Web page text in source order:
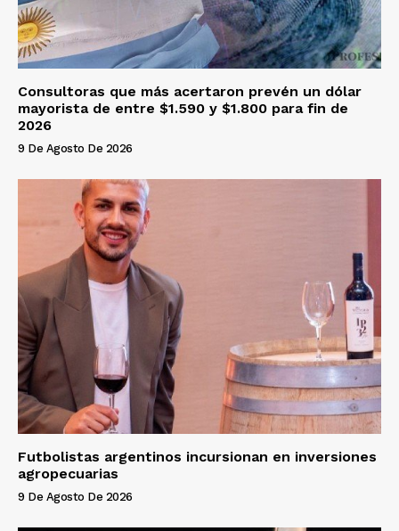
Consultoras que más acertaron prevén un dólar
mayorista de entre $1.590 y $1.800 para fin de
2026
9 De Agosto De 2026
Futbolistas argentinos incursionan en inversiones
agropecuarias
9 De Agosto De 2026